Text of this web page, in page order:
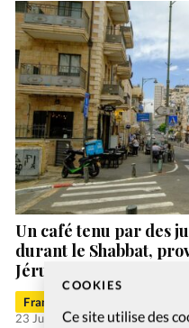
COOKIES
Ce site utilise des
Un café tenu par des
durant le Shabbat,
Jérusalem
Francis-George Sarpédon
23 Juil 2026